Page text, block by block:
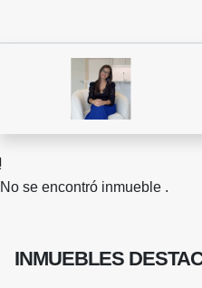
No se encontró inmueble .
INMUEBLES